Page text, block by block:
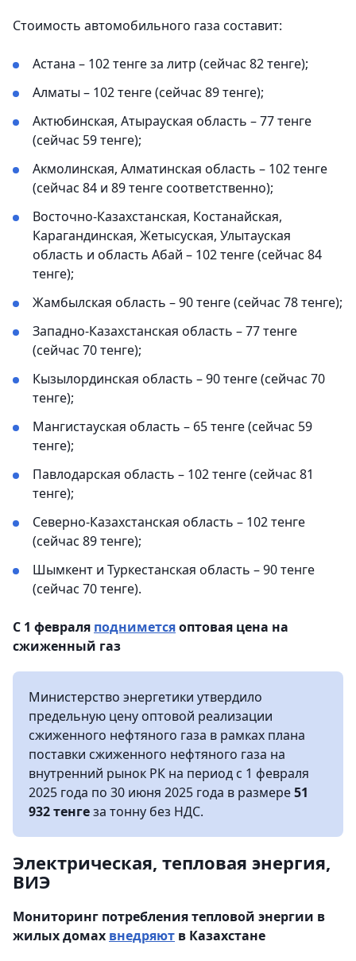
Стоимость автомобильного газа составит:
Астана – 102 тенге за литр (сейчас 82 тенге);
Алматы – 102 тенге (сейчас 89 тенге);
Актюбинская, Атырауская область – 77 тенге
(сейчас 59 тенге);
Акмолинская, Алматинская область – 102 тенге
(сейчас 84 и 89 тенге соответственно);
Восточно-Казахстанская, Костанайская,
Карагандинская, Жетысуская, Улытауская
область и область Абай – 102 тенге (сейчас 84
тенге);
Жамбылская область – 90 тенге (сейчас 78 тенге);
Западно-Казахстанская область – 77 тенге
(сейчас 70 тенге);
Кызылординская область – 90 тенге (сейчас 70
тенге);
Мангистауская область – 65 тенге (сейчас 59
тенге);
Павлодарская область – 102 тенге (сейчас 81
тенге);
Северно-Казахстанская область – 102 тенге
(сейчас 89 тенге);
Шымкент и Туркестанская область – 90 тенге
(сейчас 70 тенге).
С 1 февраля подниметсяоптовая цена на
сжиженный газ
Министерство энергетики утвердило
предельную цену оптовой реализации
сжиженного нефтяного газа в рамках плана
поставки сжиженного нефтяного газа на
внутренний рынок РК на период с 1 февраля
2025 года по 30 июня 2025 года в размере51
932 тенгеза тонну без НДС.
Электрическая, тепловая энергия,
ВИЭ
Мониторинг потребления тепловой энергии в
жилых домах внедряют в Казахстане